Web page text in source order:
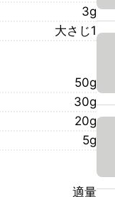
3g
大さじ1
50g
30g
20g
5g
適量